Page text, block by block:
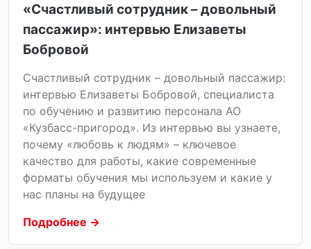
«Счастливый сотрудник – довольный
пассажир»: интервью Елизаветы
Бобровой
Счастливый сотрудник – довольный пассажир:
интервью Елизаветы Бобровой, специалиста
по обучению и развитию персонала АО
«Кузбасс-пригород». Из интервью вы узнаете,
почему «любовь к людям» – ключевое
качество для работы, какие современные
форматы обучения мы используем и какие у
нас планы на будущее
Подробнее →